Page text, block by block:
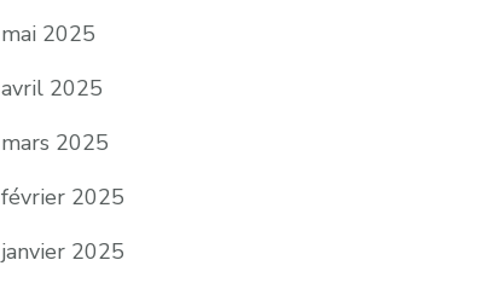
mai 2025
avril 2025
mars 2025
février 2025
janvier 2025